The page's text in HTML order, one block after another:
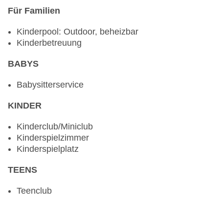
Für Familien
Kinderpool: Outdoor, beheizbar
Kinderbetreuung
BABYS
Babysitterservice
KINDER
Kinderclub/Miniclub
Kinderspielzimmer
Kinderspielplatz
TEENS
Teenclub